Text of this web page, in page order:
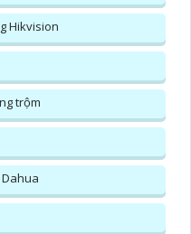
Hikvision
trộm